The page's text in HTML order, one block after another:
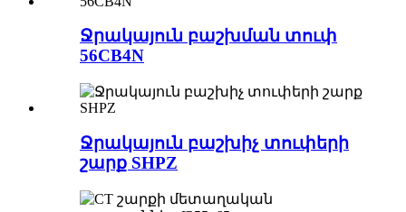
Ջրակայուն բաշխման տուփ
56CB4N
Ջրակայուն բաշխիչ տուփերի
շարք SHPZ